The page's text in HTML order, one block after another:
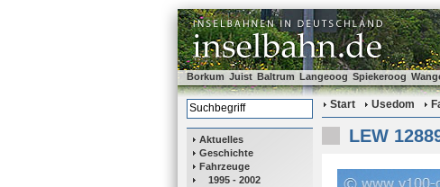
Borkum Juist Baltrum Langeoog Spiekeroog
Aktuelles
Geschichte
Fahrzeuge
1995 - 2002
Start Usedom
LEW